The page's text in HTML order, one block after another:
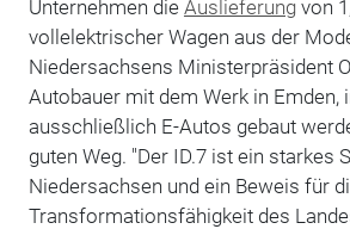
Unternehmen die Auslieferungvon
vollelektrischer Wagen aus der
Niedersachsens Ministerpräsident
Autobauer mit dem Werk in Emden,
ausschließlich E-Autos gebaut
guten Weg. "Der ID.7 ist ein starkes
Niedersachsen und ein Beweis für
Transformationsfähigkeit des